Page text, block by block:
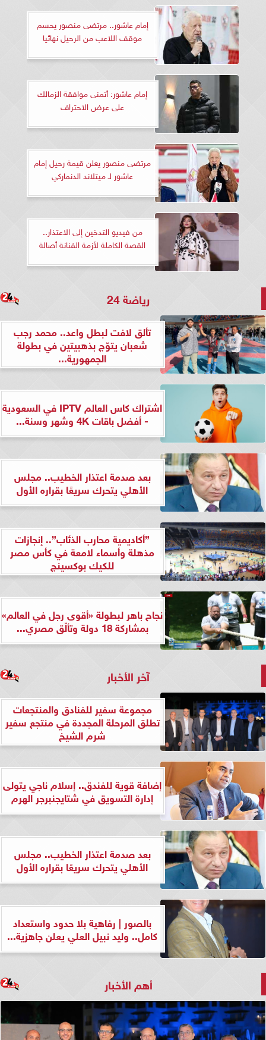
إمام عاشور.. مرتضى منصور يحسم
موقف اللاعب من الرحيل نهائيا
إمام عاشور: أتمنى موافقة الزمالك
على عرض الاحتراف
مرتضى منصور يعلن قيمة رحيل إمام
عاشور لـ ميتلاند الدنماركي
من فيديو التدخين إلى الاعتذار..
القصة الكاملة لأزمة الفنانة أصالة
رياضة 24
تألق لافت لبطل واعد.. محمد رجب
شعبان يتوّج بذهبيتين في بطولة
الجمهورية...
اشتراك كاس العالم IPTV في السعودية
- أفضل باقات 4K وشهر وسنة...
بعد صدمة اعتذار الخطيب.. مجلس
الأهلي يتحرك سريعًا بقراره الأول
”أكاديمية محارب الذئاب”.. إنجازات
مذهلة وأسماء لامعة في كأس مصر
للكيك بوكسينج
نجاح باهر لبطولة «أقوى رجل في العالم»
بمشاركة 18 دولة وتألّق مصري...
آخر الأخبار
مجموعة سفير للفنادق والمنتجعات
تطلق المرحلة المجددة في منتجع سفير
شرم الشيخ
إضافة قوية للفندق.. إسلام ناجي يتولى
إدارة التسويق في شتايجنبرجر الهرم
بعد صدمة اعتذار الخطيب.. مجلس
الأهلي يتحرك سريعًا بقراره الأول
بالصور | رفاهية بلا حدود واستعداد
كامل.. وليد نبيل العلي يعلن جاهزية...
أهم الأخبار